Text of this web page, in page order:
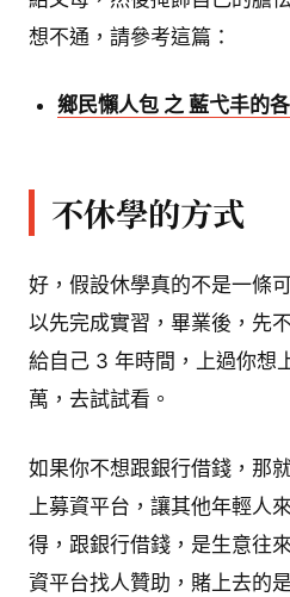
想不通，請參考這篇：
鄉民懶人包 之 藍弋丰的
不休學的方式
好，假設休學真的不是一條
以先完成實習，畢業後，先
給自己 3 年時間，上過你想
萬，去試試看。
如果你不想跟銀行借錢，那
上募資平台，讓其他年輕人
得，跟銀行借錢，是生意往
資平台找人贊助，賭上去的